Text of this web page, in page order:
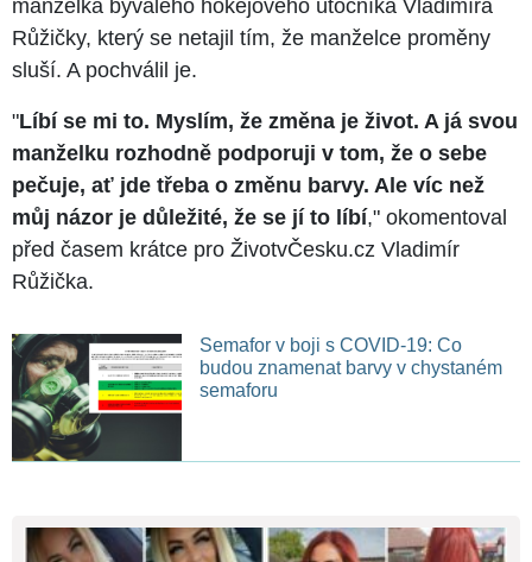
manželka bývalého hokejového útočníka Vladimíra
Růžičky, který se netajil tím, že manželce proměny
sluší. A pochválil je.
"Líbí se mi to. Myslím, že změna je život. A já svou
manželku rozhodně podporuji v tom, že o sebe
pečuje, ať jde třeba o změnu barvy. Ale víc než
můj názor je důležité, že se jí to líbí," okomentoval
před časem krátce pro ŽivotvČesku.cz Vladimír
Růžička.
Semafor v boji s COVID-19: Co
budou znamenat barvy v chystaném
semaforu